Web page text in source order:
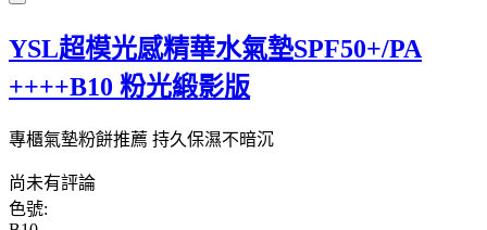
YSL超模光感精華水氣墊SPF50+/PA
++++B10 粉光緞影版
專櫃氣墊粉餅推薦 持久保濕不暗沉
尚未有評論
色號: